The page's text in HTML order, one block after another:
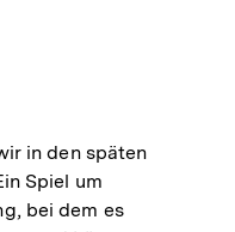
in den späten
Spiel um
bei dem es